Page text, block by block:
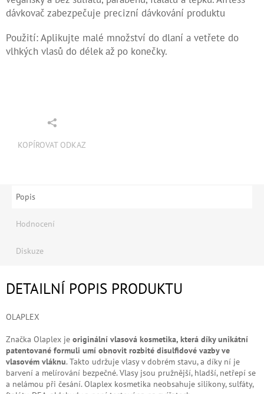
dávkovač zabezpečuje precizní dávkování produktu
Použití: Aplikujte malé množství do dlaní a vetřete do
vlhkých vlasů do délek až po konečky.
KOPÍROVAT ODKAZ
Popis
Hodnocení
Diskuze
DETAILNÍ POPIS PRODUKTU
OLAPLEX
Značka Olaplex je originální vlasová kosmetika, která díky unikátní
patentované formuli umí obnovit rozbité disulfidové vazby ve
vlasovém vláknu. Takto udržuje vlasy v dobrém stavu, a díky ní je
barvení a melírování bezpečné. Vlasy jsou pružnější, hladší, netřepí se
a nelámou při česání. Olaplex kosmetika neobsahuje silikony, sulfáty,